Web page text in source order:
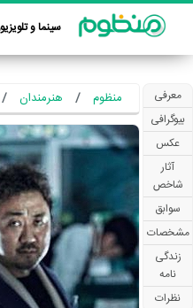
سینما و
معرفی
بیوگرافی
عکس
آثار
شاخص
سوابق
مشخصات
زندگی
نامه
نظرات
منظوم هنرمندان